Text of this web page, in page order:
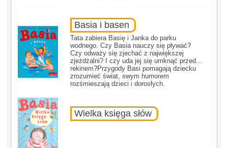
Basia i basen
Tata zabiera Basię i Janka do parku
wodnego. Czy Basia nauczy się pływać?
Czy odważy się zjechać z największej
zjeżdżalni? I czy uda jej się umknąć przed...
rekinem?Przygody Basi pomagają dziecku
zrozumieć świat, swym humorem
rozśmieszają dzieci i dorosłych.
Wielka księga słów